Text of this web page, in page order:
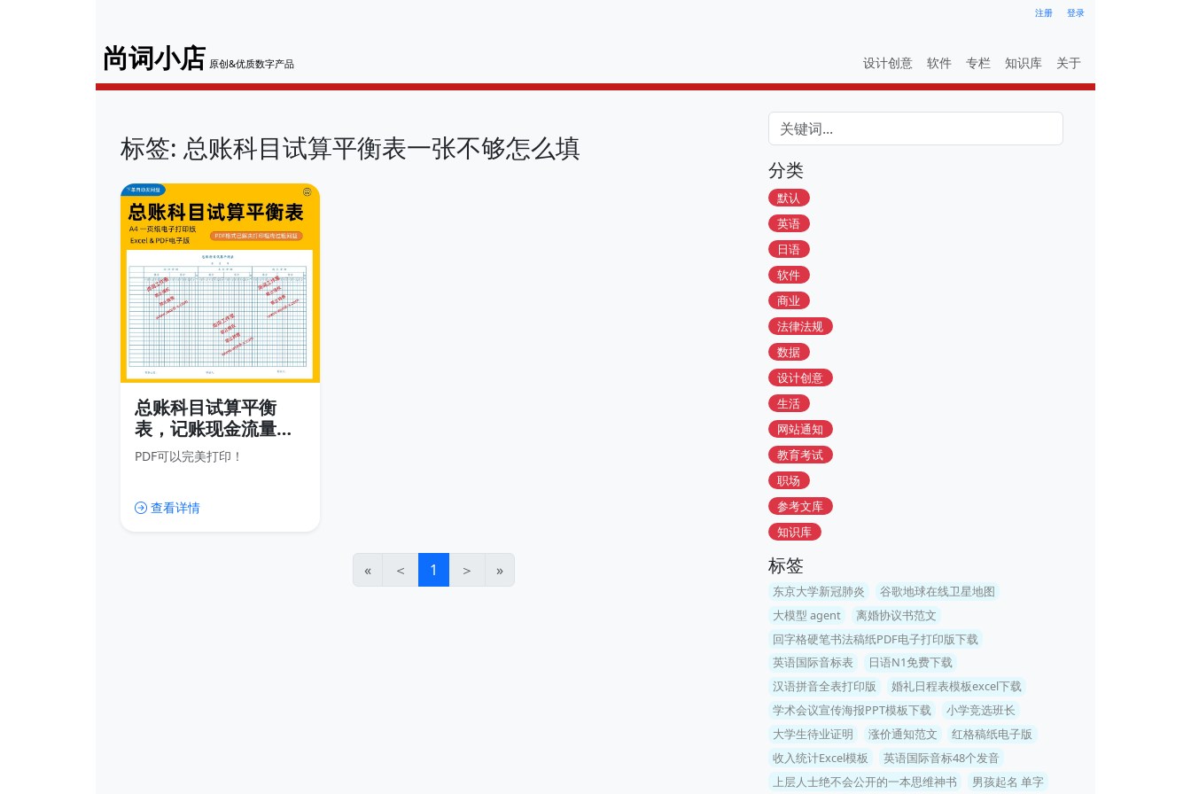
注册 登录
尚词小店 原创&优质数字产品 设计创意 软件 专栏 知识库 关于
标签: 总账科目试算平衡表一张不够怎么填
总账科目试算平衡
表，记账现金流量
表，会计报表电子版
PDF可以完美打印！
查看详情
« ＜ 1 ＞ »
分类
默认
英语
日语
软件
商业
法律法规
数据
设计创意
生活
网站通知
教育考试
职场
参考文库
知识库
标签
东京大学新冠肺炎
谷歌地球在线卫星地图
大模型 agent
离婚协议书范文
回字格硬笔书法稿纸PDF电子打印版下载
英语国际音标表
日语N1免费下载
汉语拼音全表打印版
婚礼日程表模板excel下载
学术会议宣传海报PPT模板下载
小学竞选班长
大学生待业证明
涨价通知范文
红格稿纸电子版
收入统计Excel模板
英语国际音标48个发音
上层人士绝不会公开的一本思维神书
男孩起名 单字